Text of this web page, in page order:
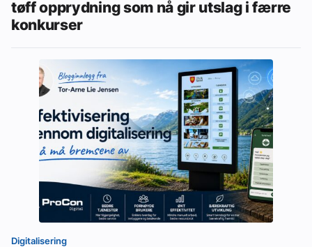
tøff opprydning som nå gir utslag i færre
konkurser
Digitalisering